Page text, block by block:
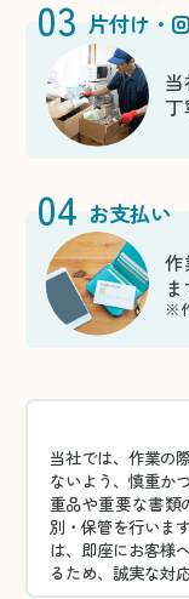
03 片付け・
04 お支払い
作
ま
※
当社では、作業の
ないよう、慎重か
重品や重要な書類
別・保管を行いま
は、即座にお客様
るため、誠実な対